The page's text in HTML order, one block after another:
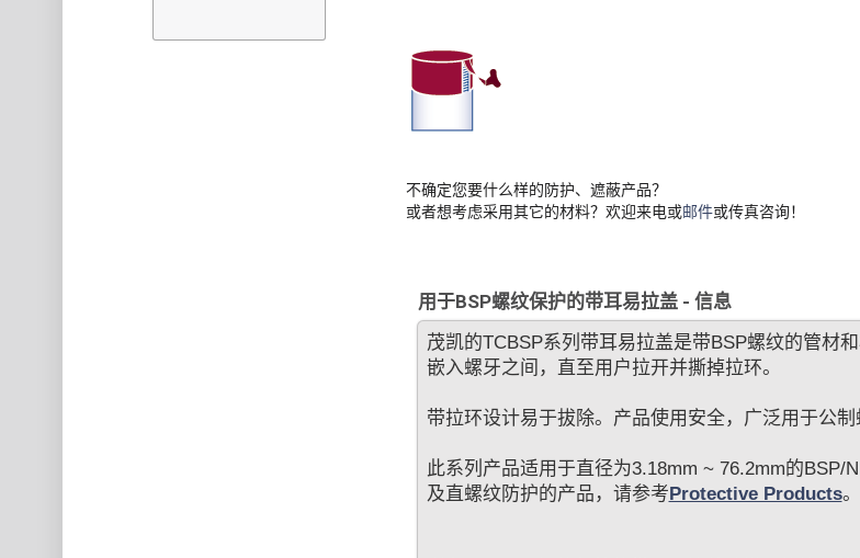
不确定您要什么样的防护、遮蔽产品？
或者想考虑采用其它的材料？欢迎来电或邮件或传真咨询！
用于BSP螺纹保护的带耳易拉盖 - 信息
茂凯的TCBSP系列带耳易拉盖是带BSP螺纹的管材
嵌入螺牙之间，直至用户拉开并撕掉拉环。
带拉环设计易于拔除。产品使用安全，广泛用于公制
此系列产品适用于直径为3.18mm ~ 76.2mm的
及直螺纹防护的产品，请参考Protective Products。